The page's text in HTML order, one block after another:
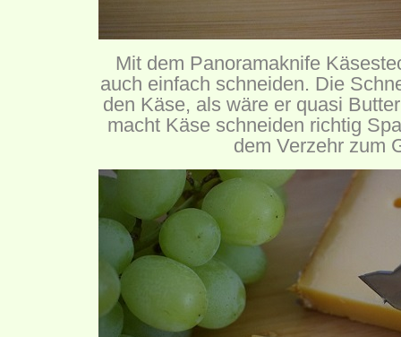
Mit dem Panoramaknife
auch einfach schneiden. Die
den Käse, als wäre er quasi
macht Käse schneiden richtig
dem Verzehr zum